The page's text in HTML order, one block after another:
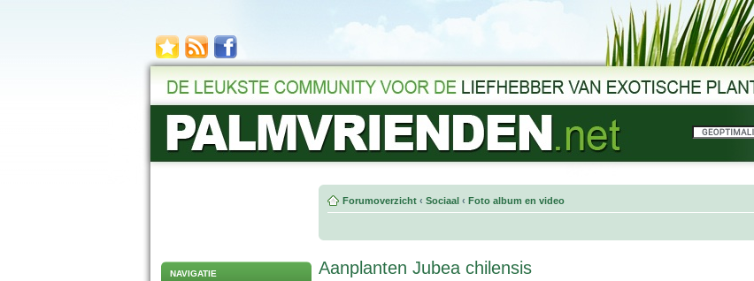
NAVIGATIE
Forumoverzicht ‹ Sociaal ‹ Foto album en video
Aanplanten Jubea chilensis